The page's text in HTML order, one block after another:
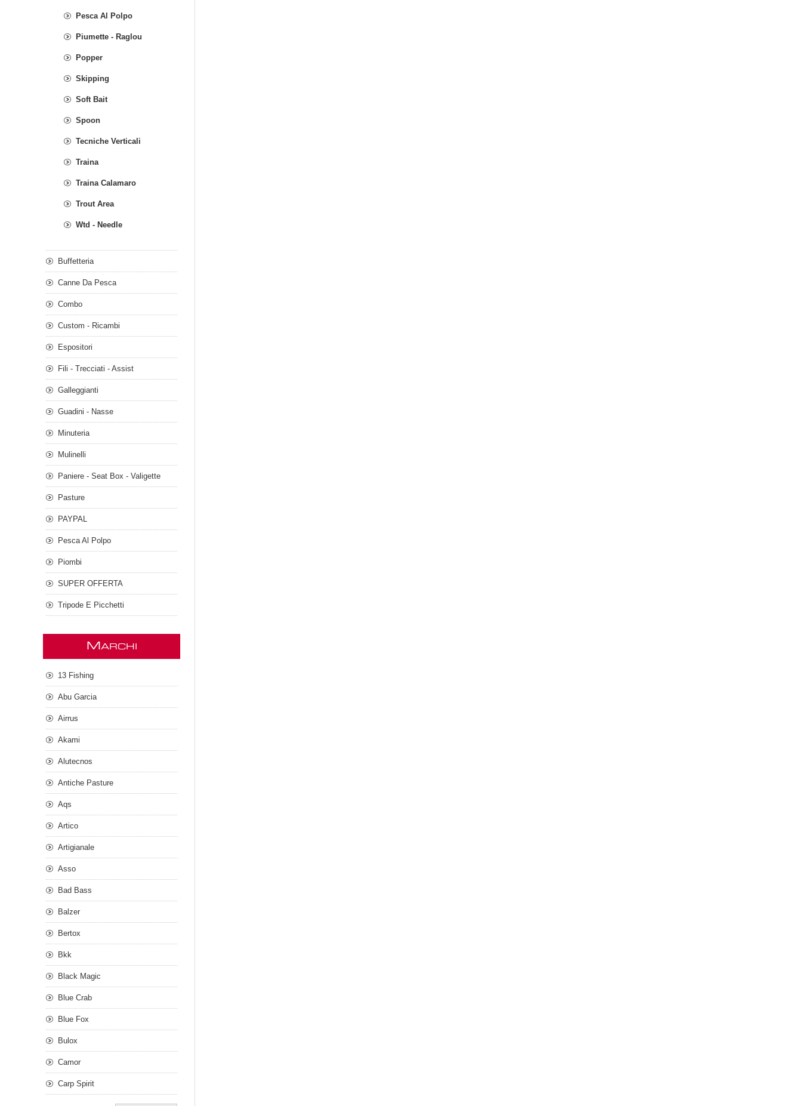
Pesca Al Polpo
Piumette - Raglou
Popper
Skipping
Soft Bait
Spoon
Tecniche Verticali
Traina
Traina Calamaro
Trout Area
Wtd - Needle
Buffetteria
Canne Da Pesca
Combo
Custom - Ricambi
Espositori
Fili - Trecciati - Assist
Galleggianti
Guadini - Nasse
Minuteria
Mulinelli
Paniere - Seat Box - Valigette
Pasture
PAYPAL
Pesca Al Polpo
Piombi
SUPER OFFERTA
Tripode E Picchetti
M ARCHI
13 Fishing
Abu Garcia
Airrus
Akami
Alutecnos
Antiche Pasture
Aqs
Artico
Artigianale
Asso
Bad Bass
Balzer
Bertox
Bkk
Black Magic
Blue Crab
Blue Fox
Bulox
Camor
Carp Spirit